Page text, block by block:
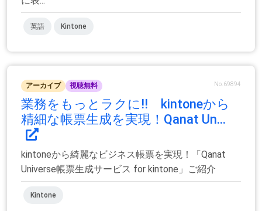
英語 Kintone
アーカイブ 視聴無料 No.69894
業務をもっとラクに!! kintoneから
精細な帳票生成を実現！Qanat Un...
kintoneから綺麗なビジネス帳票を実現！「Qanat
Universe帳票生成サービス for kintone」ご紹介
Kintone